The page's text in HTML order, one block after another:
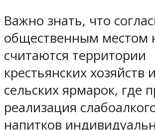
Важно знать, что
общественным местом
считаются территории
крестьянских хозяйств
сельских ярмарок, где
реализация
напитков